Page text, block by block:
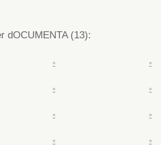
dOCUMENTA(13):